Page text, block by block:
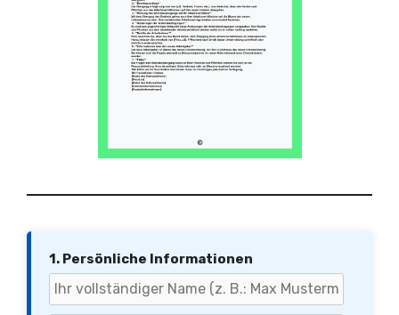
1. Persönliche Informationen